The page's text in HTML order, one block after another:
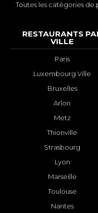
Toutes les catégories de
RESTAURANTS
VILLE
Paris
Luxembourg Ville
Bruxelles
Arlon
Metz
Thionville
Strasbourg
Lyon
Marseille
Toulouse
Nantes